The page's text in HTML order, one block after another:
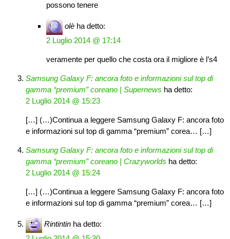
possono tenere
olè ha detto:
2 Luglio 2014 @ 17:14
veramente per quello che costa ora il migliore è l’s4
Samsung Galaxy F: ancora foto e informazioni sul top di
gamma “premium” coreano | Supernews ha detto:
2 Luglio 2014 @ 15:23
[…] (…)Continua a leggere Samsung Galaxy F: ancora foto
e informazioni sul top di gamma “premium” corea… […]
Samsung Galaxy F: ancora foto e informazioni sul top di
gamma “premium” coreano | Crazyworlds ha detto:
2 Luglio 2014 @ 15:24
[…] (…)Continua a leggere Samsung Galaxy F: ancora foto
e informazioni sul top di gamma “premium” corea… […]
Rintintin ha detto: